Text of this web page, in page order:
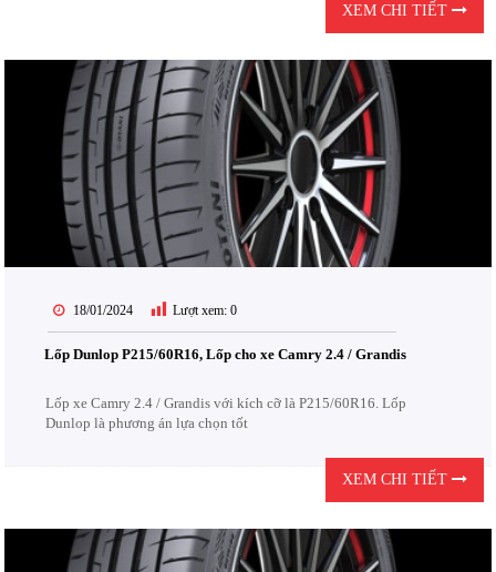
XEM CHI TIẾT
18/01/2024 Lượt xem: 0
Lốp Dunlop P215/60R16, Lốp cho xe Camry 2.4 / Grandis
Lốp xe Camry 2.4 / Grandis với kích cỡ là P215/60R16. Lốp
Dunlop là phương án lựa chọn tốt
XEM CHI TIẾT